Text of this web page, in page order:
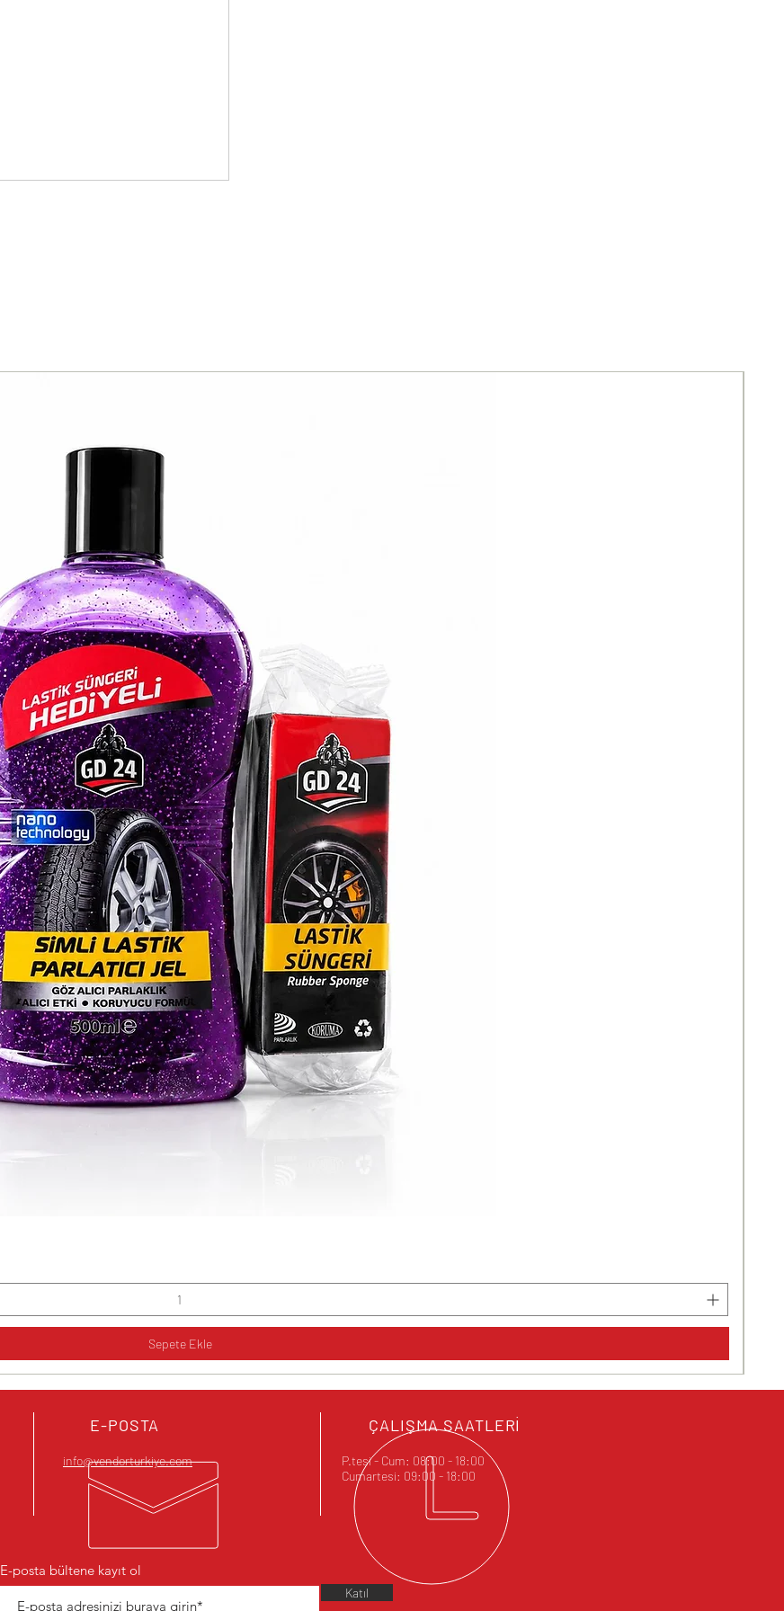
Sepete Ekle
E-POSTA
info@vendorturkiye.com
ÇALIŞMA SAATLERİ
P.tesi - Cum: 08:00 - 18:00
Cumartesi: 09:00 - 18:00
E-posta bültene kayıt ol
Katıl